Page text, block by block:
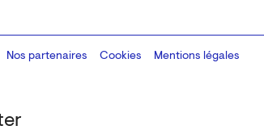
Kaczmarek, code:8080.studio
Nos partenaires Cookies Mentions légales